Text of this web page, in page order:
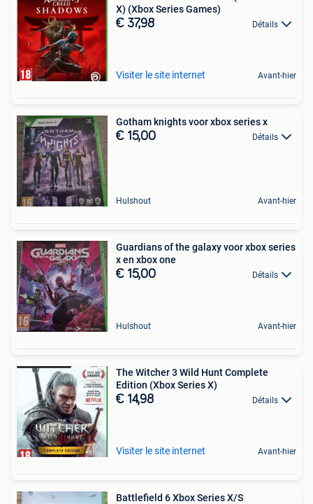
X) (Xbox Series Games)
€ 37,98 Détails
Visiter le site internet Avant-hier
Gotham knights voor xbox series x
€ 15,00 Détails
Hulshout Avant-hier
Guardians of the galaxy voor xbox series
x en xbox one
€ 15,00 Détails
Hulshout Avant-hier
The Witcher 3 Wild Hunt Complete
Edition (Xbox Series X)
€ 14,98 Détails
Visiter le site internet Avant-hier
Battlefield 6 Xbox Series X/S